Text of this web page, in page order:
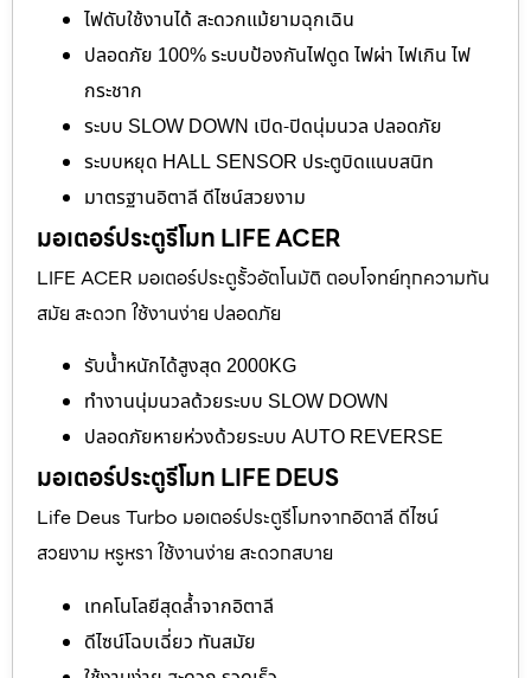
ไฟดับใช้งานได้ สะดวกแม้ยามฉุกเฉิน
ปลอดภัย 100% ระบบป้องกันไฟดูด ไฟผ่า ไฟเกิน ไฟ
กระชาก
ระบบ SLOW DOWN เปิด-ปิดนุ่มนวล ปลอดภัย
ระบบหยุด HALL SENSOR ประตูบิดแนบสนิท
มาตรฐานอิตาลี ดีไซน์สวยงาม
มอเตอร์ประตูรีโมท LIFE ACER
LIFE ACER มอเตอร์ประตูรั้วอัตโนมัติ ตอบโจทย์ทุกความทัน
สมัย สะดวก ใช้งานง่าย ปลอดภัย
รับน้ำหนักได้สูงสุด 2000KG
ทำงานนุ่มนวลด้วยระบบ SLOW DOWN
ปลอดภัยหายห่วงด้วยระบบ AUTO REVERSE
มอเตอร์ประตูรีโมท LIFE DEUS
Life Deus Turbo มอเตอร์ประตูรีโมทจากอิตาลี ดีไซน์
สวยงาม หรูหรา ใช้งานง่าย สะดวกสบาย
เทคโนโลยีสุดล้ำจากอิตาลี
ดีไซน์โฉบเฉี่ยว ทันสมัย